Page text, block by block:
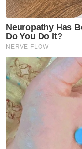
pekerjaan yang